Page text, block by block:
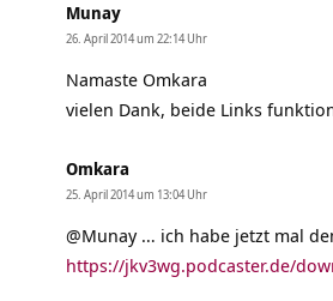
Munay
26. April 2014 um 22:14 Uhr
Namaste Omkara
vielen Dank, beide Links
Omkara
25. April 2014 um 13:04 Uhr
@Munay … ich habe jetzt mal
https://jkv3wg.podcaster.de/